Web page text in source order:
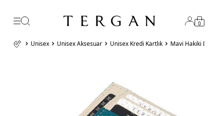
0
Unisex Unisex Aksesuar Unisex Kredi Kartlık Mavi Hakiki Deri